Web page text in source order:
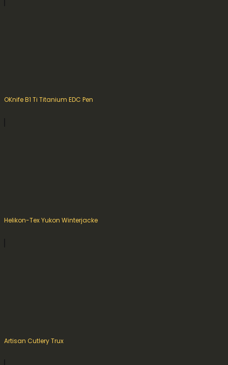
OKnife B1 Ti Titanium EDC Pen
Helikon-Tex Yukon Winterjacke
Artisan Cutlery Trux